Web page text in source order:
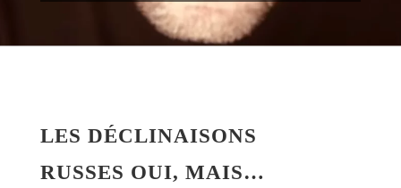
LES DÉCLINAISONS
RUSSES OUI, MAIS…